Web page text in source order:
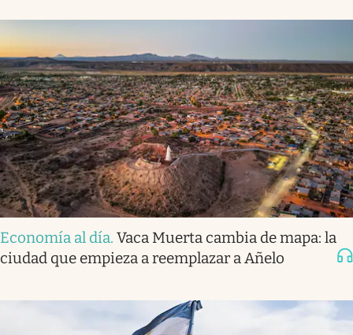
Economía al día. Vaca Muerta cambia de mapa: la
ciudad que empieza a reemplazar a Añelo